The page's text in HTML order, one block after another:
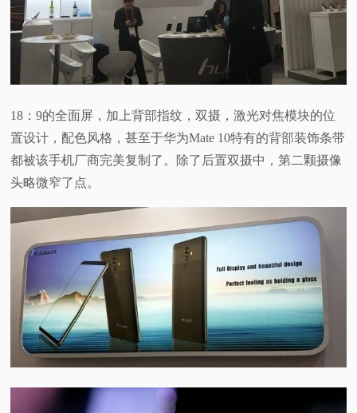
体
题
18：9的全面屏，加上背部指纹，双摄，激光对焦模块的位
置设计，配色风格，甚至于华为Mate 10特有的背部装饰条带
都被该手机厂商完美复制了。除了后置双摄中，第二颗摄像
头略微窄了点。